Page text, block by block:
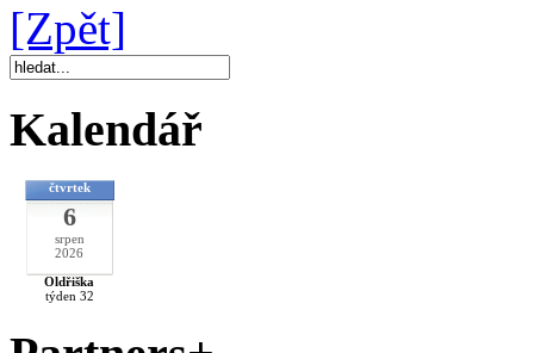
[Zpět]
Kalendář
čtvrtek
6
srpen
2026
Oldřiška
týden 32